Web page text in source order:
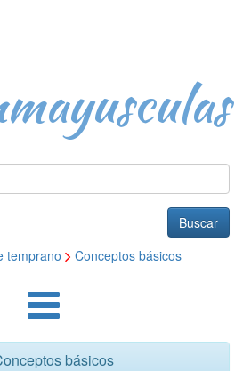
Buscar
temprano Conceptos básicos
básicos